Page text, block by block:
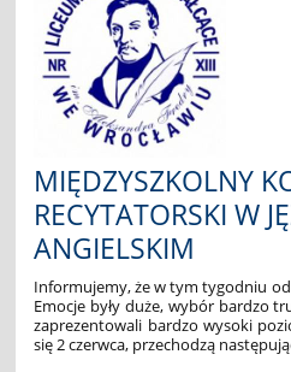
MIĘDZYSZKOLNY
RECYTATORSKI W
ANGIELSKIM
Informujemy, że w tym tygodniu
Emocje były duże, wybór bardzo
zaprezentowali bardzo wysoki
się 2 czerwca, przechodzą